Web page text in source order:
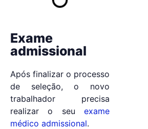
Exame
admissional
Após finalizar o processo
de seleção, o novo
trabalhador precisa
realizar o seu exame
médico admissional.